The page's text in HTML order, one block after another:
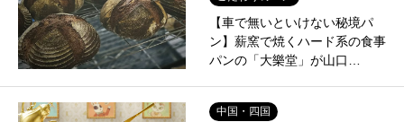
【車で無いといけない秘境パ
ン】薪窯で焼くハード系の食事
パンの「大樂堂」が山口…
中国・四国